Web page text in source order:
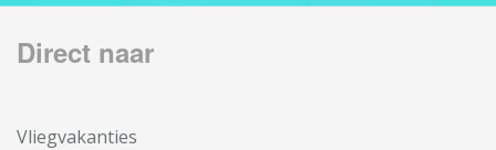
Direct naar
Vliegvakanties